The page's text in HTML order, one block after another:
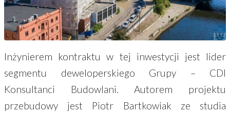
Inżynierem kontraktu w tej inwestycji jest lider
segmentu deweloperskiego Grupy – CDI
Konsultanci Budowlani. Autorem projektu
przebudowy jest Piotr Bartkowiak ze studia